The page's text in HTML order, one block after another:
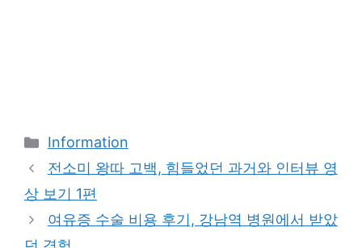
Categories
Information
전소미 왕따 고백, 힘들었던 과거와 인터뷰 영
상 보기 1편
여유증 수술 비용 후기, 강남역 병원에서 받았